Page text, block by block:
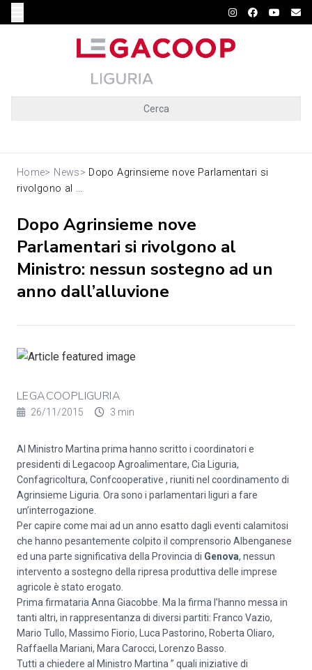
Cerca
Home> News> Dopo Agrinsieme nove Parlamentari si
rivolgono al ...
Dopo Agrinsieme nove
Parlamentari si rivolgono al
Ministro: nessun sostegno ad un
anno dall’alluvione
LEGACOOPLIGURIA
26/11/2015 3 min
Al Ministro Martina prima hanno scritto i coordinatori e
presidenti di Legacoop Agroalimentare, Cia Liguria,
Confagricoltura, Confcooperative , riuniti nel coordinamento di
Agrinsieme Liguria. Ora sono i parlamentari liguri a fare
un’interrogazione.
Per capire come mai ad un anno esatto dagli eventi calamitosi
che hanno pesantemente colpito il comprensorio Albenganese
ed una parte significativa della Provincia di Genova, nessun
intervento a sostegno della ripresa produttiva delle imprese
agricole è stato erogato.
Prima firmataria Anna Giacobbe. Ma la firma l’hanno messa in
tanti altri, in rappresentanza di diversi partiti: Franco Vazio,
Mario Tullo, Massimo Fiorio, Luca Pastorino, Roberta Oliaro,
Raffaella Mariani, Mara Carocci, Lorenzo Basso.
Tutti a chiedere al Ministro Martina ” quali iniziative di